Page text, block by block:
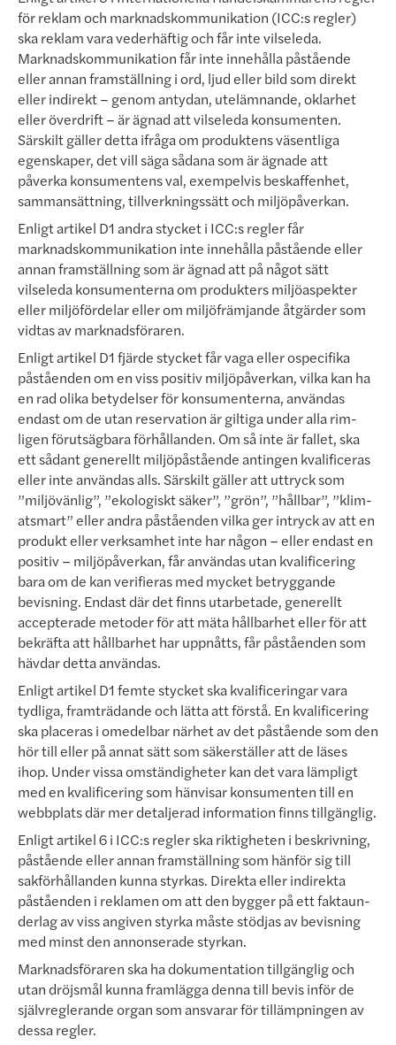
för reklam och marknadskommunikation (ICC:s reg­ler)
ska reklam vara vederhäftig och får inte vilseleda.
Marknadskommunikation får inte innehålla påstående
eller annan framställning i ord, ljud eller bild som direkt
eller indirekt – genom antydan, utelämnande, oklarhet
eller överdrift – är ägnad att vilseleda konsumenten.
Särskilt gäller detta ifråga om produktens väsentliga
egen­skaper, det vill säga sådana som är ägnade att
påverka konsumentens val, exempelvis beskaffenhet,
samman­sättning, tillverkningssätt och miljöpåverkan.
Enligt artikel D1 andra stycket i ICC:s regler får
marknadskommunikation inte innehålla påstående eller
annan framställning som är ägnad att på något sätt
vilseleda konsumenterna om produkters miljöaspekter
eller miljö­fördelar eller om miljöfrämjande åtgärder som
vidtas av marknadsföraren.
Enligt artikel D1 fjärde stycket får vaga eller ospecifika
påståenden om en viss positiv miljöpåverkan, vilka kan ha
en rad olika betydelser för konsumenterna, användas
endast om de utan reservation är giltiga under alla rim­
ligen förutsägbara förhållanden. Om så inte är fallet, ska
ett sådant generellt miljöpåstående antingen kvali­ficer­as
eller inte användas alls. Särskilt gäller att uttryck som
”miljövänlig”, ”ekologiskt säker”, ”grön”, ”hållbar”, ”klim­
atsmart” eller andra påståenden vilka ger intryck av att en
produkt eller verksamhet inte har någon – eller end­ast en
positiv – miljöpåverkan, får användas utan kvalificering
bara om de kan verifieras med mycket betryg­gan­de
bevisning. Endast där det finns utarbetade, generellt
accepterade metoder för att mäta hållbarhet eller för att
bekräfta att hållbarhet har uppnåtts, får påståenden som
hävdar detta användas.
Enligt artikel D1 femte stycket ska kvalificeringar vara
tydliga, framträdande och lätta att förstå. En kvalificering
ska placeras i omedelbar närhet av det påstående som den
hör till eller på annat sätt som säkerställer att de läs­es
ihop. Under vissa omständigheter kan det vara lämpligt
med en kvalificering som hänvisar konsumenten till en
webbplats där mer detaljerad information finns tillgänglig.
Enligt artikel 6 i ICC:s regler ska riktigheten i beskrivning,
påstående eller annan framställning som hänför sig till
sakförhållanden kunna styrkas. Direkta eller indirekta
påståenden i reklamen om att den bygger på ett fakta­un­
der­lag av viss angiven styrka måste stödjas av bevisning
med minst den annonserade styrkan.
Mark­nads­­förar­en ska ha dokumentation tillgänglig och
utan dröjsmål kunna framlägga denna till bevis inför de
självreglerande organ som ansvarar för tillämpningen av
dessa regler.